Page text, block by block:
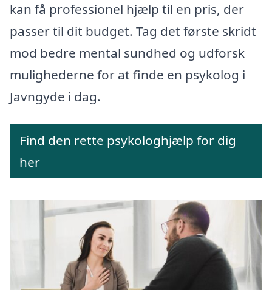
kan få professionel hjælp til en pris, der
passer til dit budget. Tag det første skridt
mod bedre mental sundhed og udforsk
mulighederne for at finde en psykolog i
Javngyde i dag.
Find den rette psykologhjælp for dig
her